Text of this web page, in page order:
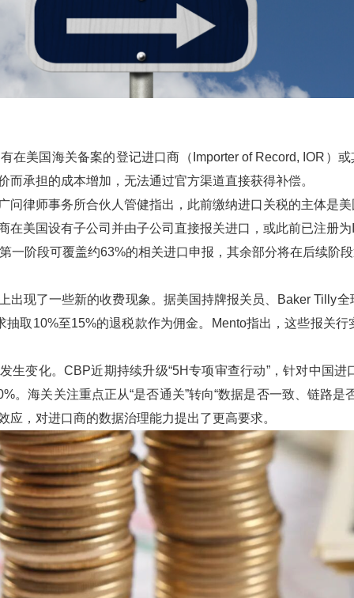
在美国海关备案的登记进口商（Importer of Record, IOR）
而承担的成本增加，无法通过官方渠道直接获得补偿。
问律师事务所合伙人管健指出，此前缴纳进口关税的主体是
在美国设有子公司并由子公司直接报关进口，或此前已注册
一阶段可覆盖约63%的相关进口申报，其余部分将在后续阶
出现了一些新的收费现象。据美国持牌报关员、Baker Tilly
抽取10%至15%的退税款作为佣金。Mento指出，这些报关
生变化。CBP近期持续升级“5H专项审查行动”，针对中国
。海关关注重点正从“是否通关”转向“数据是否一致、链路
应，对进口商的数据治理能力提出了更高要求。